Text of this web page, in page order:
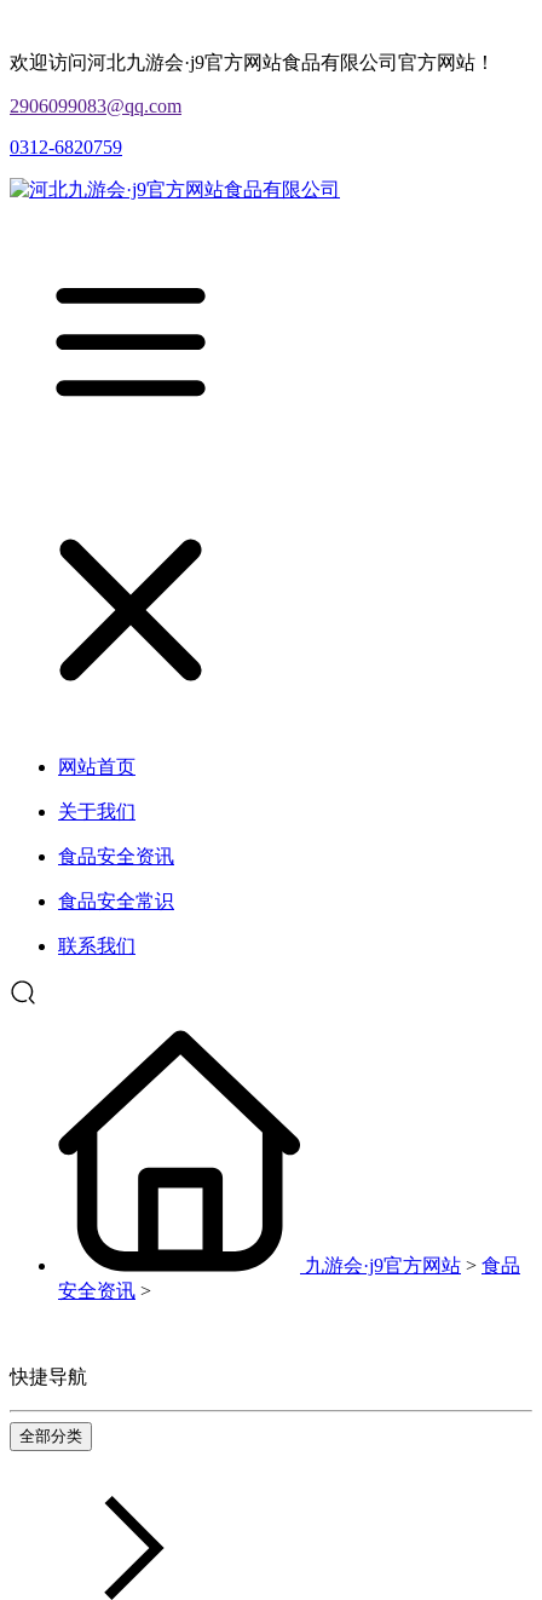
欢迎访问河北九游会·j9官方网站食品有限公司官方网站！
2906099083@qq.com
0312-6820759
网站首页
关于我们
食品安全资讯
食品安全常识
联系我们
九游会·j9官方网站 > 食品
安全资讯 >
快捷导航
全部分类